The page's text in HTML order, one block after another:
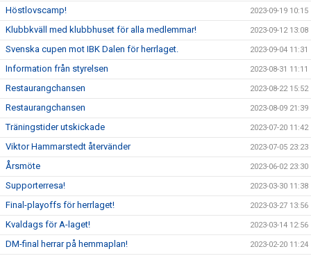
Höstlovscamp! 2023-09-19 10:15
Klubbkväll med klubbhuset för alla medlemmar! 2023-09-12 13:08
Svenska cupen mot IBK Dalen för herrlaget. 2023-09-04 11:31
Information från styrelsen 2023-08-31 11:11
Restaurangchansen 2023-08-22 15:52
Restaurangchansen 2023-08-09 21:39
Träningstider utskickade 2023-07-20 11:42
Viktor Hammarstedt återvänder 2023-07-05 23:23
Årsmöte 2023-06-02 23:30
Supporterresa! 2023-03-30 11:38
Final-playoffs för herrlaget! 2023-03-27 13:56
Kvaldags för A-laget! 2023-03-14 12:56
DM-final herrar på hemmaplan! 2023-02-20 11:24